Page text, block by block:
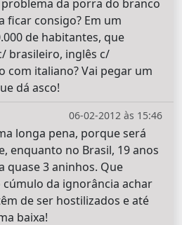
da porra do branco
ficar consigo? Em um
de habitantes, que
brasileiro, inglês c/
com italiano? Vai pegar um
dá asco!
06-02-2012 às 15:46
longa pena, porque será
enquanto no Brasil, 19 anos
quase 3 aninhos. Que
da ignorância achar
de ser hostilizados e até
baixa!